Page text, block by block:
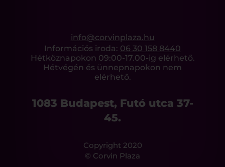
info@corvinplaza.hu
Információs iroda: 06 30 158 8440
Hétköznapokon 09:00-17.00-ig elérhető.
Hétvégén és ünnepnapokon nem
elérhető.
1083 Budapest, Futó utca 37-
45.
Copyright 2020
© Corvin Plaza